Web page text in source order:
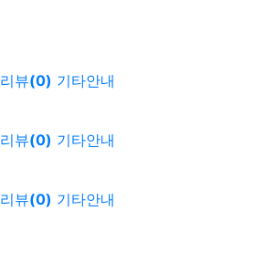
리뷰(0) 기타안내
리뷰(0) 기타안내
리뷰(0) 기타안내